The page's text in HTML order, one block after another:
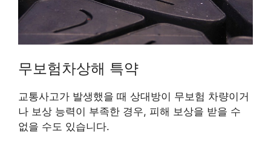
무보험차상해 특약
교통사고가 발생했을 때 상대방이 무보험 차량이거
나 보상 능력이 부족한 경우, 피해 보상을 받을 수
없을 수도 있습니다.